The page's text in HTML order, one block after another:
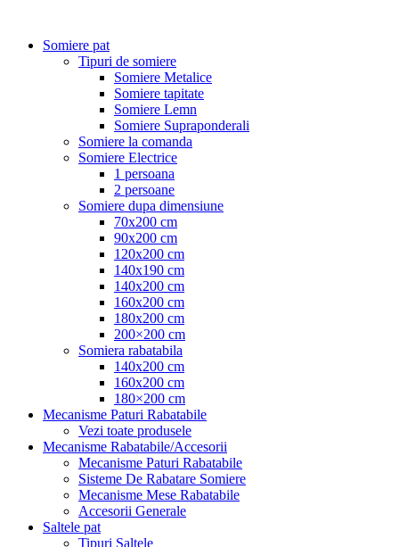
Somiere pat
Tipuri de somiere
Somiere Metalice
Somiere tapitate
Somiere Lemn
Somiere Supraponderali
Somiere la comanda
Somiere Electrice
1 persoana
2 persoane
Somiere dupa dimensiune
70x200 cm
90x200 cm
120x200 cm
140x190 cm
140x200 cm
160x200 cm
180x200 cm
200×200 cm
Somiera rabatabila
140x200 cm
160x200 cm
180×200 cm
Mecanisme Paturi Rabatabile
Vezi toate produsele
Mecanisme Rabatabile/Accesorii
Mecanisme Paturi Rabatabile
Sisteme De Rabatare Somiere
Mecanisme Mese Rabatabile
Accesorii Generale
Saltele pat
Tipuri Saltele